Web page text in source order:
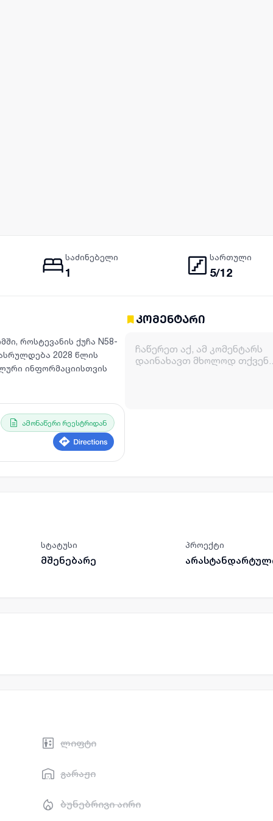
საძინებელი
1
სართული
5/12
როსტევანის ქუჩა N58-
2028 წლის
ინფორმაციისთვის
ამონაწერი რეესტრიდან
კომენტარი
სტატუსი
მშენებარე
პროექტი
ლიფტი
გარაჟი
ბუნებრივი აირი